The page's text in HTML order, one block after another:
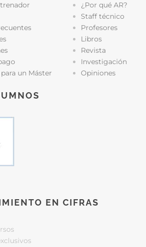
un Máster
¿Por qué AR?
Staff técnico
Profesores
Libros
Revista
Investigación
Opiniones
EN CIFRAS